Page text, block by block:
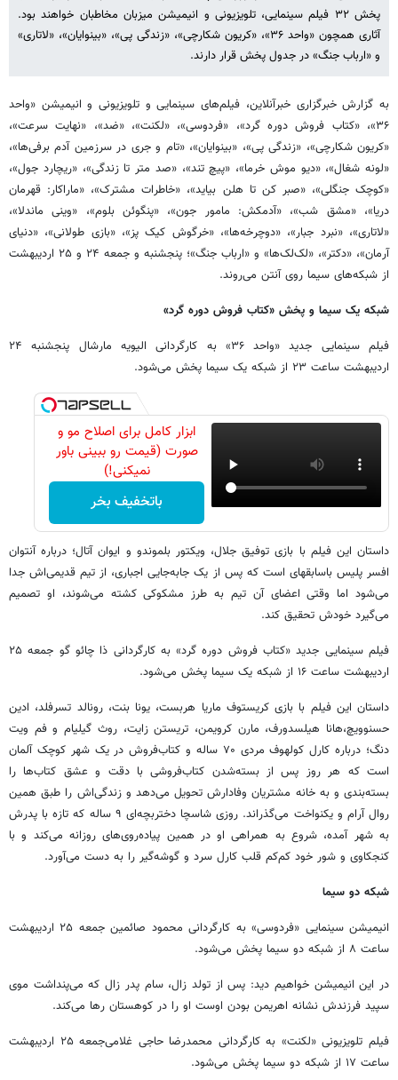
پخش ۳۲ فیلم سینمایی، تلویزیونی و انیمیشن میزبان مخاطبان خواهند بود.
آثاری همچون «واحد ۳۶»، «کریون شکارچی»، «زندگی پی»، «بینوایان»، «لاتاری»
و «ارباب جنگ» در جدول پخش قرار دارند.
به گزارش خبرگزاری خبرآنلاین، فیلم‌های سینمایی و تلویزیونی و انیمیشن «واحد
۳۶»، «کتاب فروش دوره گرد»، «فردوسی»، «لکنت»، «ضد»، «نهایت سرعت»،
«کریون شکارچی»، «زندگی پی»، «بینوایان»، «تام و جری در سرزمین آدم برفی‌ها»،
«لونه شغال»، «دیو موش خرما»، «پیچ تند»، «صد متر تا زندگی»، «ریچارد جول»،
«کوچک جنگلی»، «صبر کن تا هلن بیاید»، «خاطرات مشترک»، «ماراکار: قهرمان
دریا»، «مشق شب»، «آدمکش: مامور جون»، «پنگوئن بلوم»، «وینی ماندلا»،
«لاتاری»، «نبرد جبار»، «دوچرخه‌ها»، «خرگوش کیک پز»، «بازی طولانی»، «دنیای
آرمان»، «دکتر»، «لک‌لک‌ها» و «ارباب جنگ»؛ پنجشنبه و جمعه ۲۴ و ۲۵ اردیبهشت
از شبکه‌های سیما روی آنتن می‌روند.
شبکه یک سیما و پخش «کتاب فروش دوره گرد»
فیلم سینمایی جدید «واحد ۳۶» به کارگردانی الیویه مارشال پنجشنبه ۲۴
اردیبهشت ساعت ۲۳ از شبکه یک سیما پخش می‌شود.
ابزار کامل برای اصلاح مو و
صورت (قیمت رو ببینی باور
نمیکنی!)
باتخفیف بخر
داستان این فیلم با بازی توفیق جلال، ویکتور بلموندو و ایوان آتال؛ درباره آنتوان
افسر پلیس باسابقهای‌ است که پس از یک جابه‌جایی اجباری، از تیم قدیمی‌اش جدا
می‌شود اما وقتی اعضای آن تیم به طرز مشکوکی کشته می‌شوند، او تصمیم
می‌گیرد خودش تحقیق کند.
فیلم سینمایی جدید «کتاب فروش دوره گرد» به کارگردانی ذا چائو گو جمعه ۲۵
اردیبهشت ساعت ۱۶ از شبکه یک سیما پخش می‌شود.
داستان این فیلم با بازی کریستوف ماریا هربست، یونا بنت، رونالد تسرفلد، ادین
حسنوویچ،‌هانا هیلسدورف، مارن کرویمن، تریستن زایت، روث گیلیام و فم ویت
دنگ؛ درباره کارل کولهوف مردی ۷۰ ساله و کتاب‌فروش در یک شهر کوچک آلمان
است که هر روز پس از بسته‌شدن کتاب‌فروشی با دقت و عشق کتاب‌ها را
بسته‌بندی و به خانه مشتریان وفادارش تحویل می‌دهد و زندگی‌اش را طبق همین
روال آرام و یکنواخت می‌گذراند. روزی شاسچا دختربچه‌ای ۹ ساله که تازه با پدرش
به شهر آمده، شروع به همراهی او در همین پیاده‌روی‌های روزانه می‌کند و با
کنجکاوی و شور خود کم‌کم قلب کارل سرد و گوشه‌گیر را به دست می‌آورد.
شبکه دو سیما
انیمیشن سینمایی «فردوسی» به کارگردانی محمود صائمین جمعه ۲۵ اردیبهشت
ساعت ‌۸ از شبکه دو سیما پخش می‌شود.
در این انیمیشن خواهیم دید: پس از تولد زال، سام پدر زال که می‌پنداشت موی
سپید فرزندش نشانه اهریمن بودن اوست او را در کوهستان رها می‌کند.
فیلم تلویزیونی «لکنت» به کارگردانی محمدرضا حاجی غلامی‌جمعه ۲۵ اردیبهشت
ساعت ۱۷ از شبکه دو سیما پخش می‌شود.